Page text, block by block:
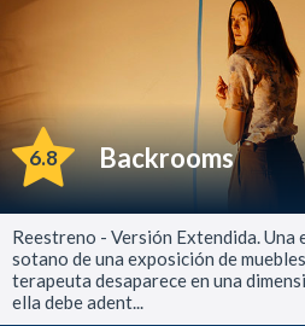
6.8 Backrooms
Reestreno - Versión Extendida. Una
sotano de una exposición de
terapeuta desaparece en una
ella debe adent...